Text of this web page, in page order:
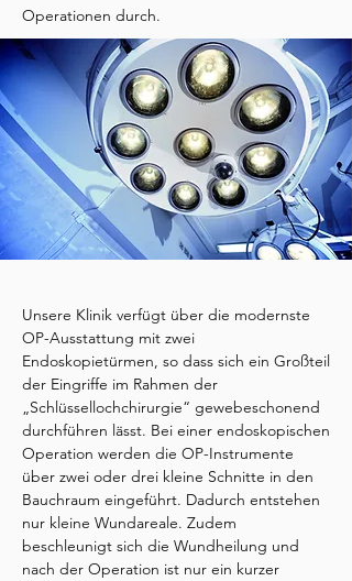
Operationen durch.
Unsere Klinik verfügt über die modernste
OP-Ausstattung mit zwei
Endoskopietürmen, so dass sich ein Großteil
der Eingriffe im Rahmen der
„Schlüssellochchirurgie“ gewebeschonend
durchführen lässt. Bei einer endoskopischen
Operation werden die OP-Instrumente
über zwei oder drei kleine Schnitte in den
Bauchraum eingeführt. Dadurch entstehen
nur kleine Wundareale. Zudem
beschleunigt sich die Wundheilung und
nach der Operation ist nur ein kurzer